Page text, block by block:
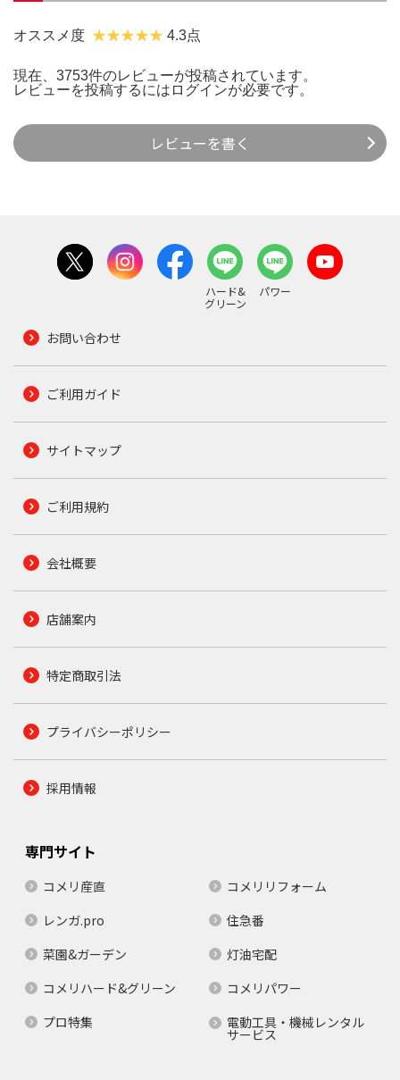
オススメ度 4.3点
現在、3753件のレビューが投稿されています。
レビューを投稿するには ログインが必要です。
レビューを書く
ハード&
グリーン
パワー
お問い合わせ
ご利用ガイド
サイトマップ
ご利用規約
会社概要
店舗案内
特定商取引法
プライバシーポリシー
採用情報
専門サイト
コメリ産直
コメリリフォーム
レンガ.pro
住急番
菜園&ガーデン
灯油宅配
コメリハード&グリーン
コメリパワー
プロ特集
電動工具・機械レンタル
サービス